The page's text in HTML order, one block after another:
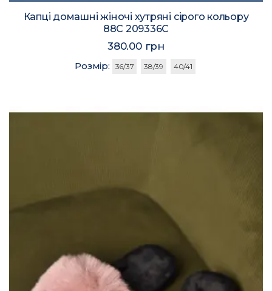
Капці домашні жіночі хутряні сірого кольору
88С 209336C
380.00 грн
Розмір: 36/37 38/39 40/41